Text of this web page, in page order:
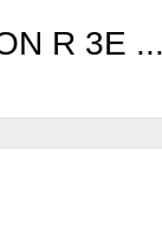
R 3E